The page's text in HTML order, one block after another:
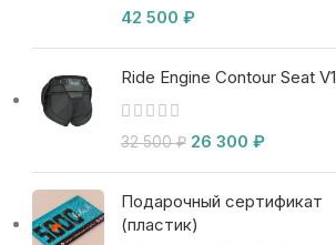
42 500 ₽
Ride Engine Contour Seat V1
32 500₽ 26 300 ₽
Подарочный сертификат
(пластик)